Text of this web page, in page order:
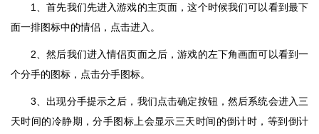
1、首先我们先进入游戏的主页面，这个时候我们可以看到最下
面一排图标中的情侣，点击进入。
2、然后我们进入情侣页面之后，游戏的左下角画面可以看到一
个分手的图标，点击分手图标。
3、出现分手提示之后，我们点击确定按钮，然后系统会进入三
天时间的冷静期，分手图标上会显示三天时间的倒计时，等到倒计